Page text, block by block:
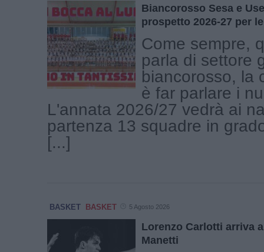
Biancorosso Sesa e
prospetto 2026-27 per
Come sempre,
parla di settore
biancorosso, la
è far parlare i
L'annata 2026/27 vedrà ai
partenza 13 squadre in
[...]
BASKET BASKET 5 Agosto 2026
Lorenzo Carlotti arriva
Manetti